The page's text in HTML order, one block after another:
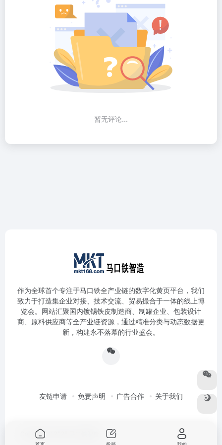
暂无评论...
作为全球首个专注于马口铁全产业链的数字化黄页平台，我们
致力于打造集企业对接、技术交流、贸易撮合于一体的线上博
览会。网站汇聚国内镀锡铁皮制造商、制罐企业、包装设计
商、原料供应商等全产业链资源，通过精准分类与动态数据更
新，构建永不落幕的行业盛会。
友链申请 免责声明 广告合作 关于我们
Copyright © 2026